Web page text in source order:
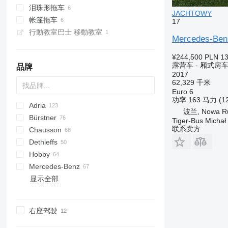
泪珠形拖车
帐篷拖车
行動教室巴士 移動教室
品牌
Adria
Action
Adora
Alpina
Altea
Aviva
Compact
Sonic
Bürstner
Copa
Elegance
Lineo
Lyseo
Nexxo
Ventana
Horon
A-Series
T-Series
C-Tourer
C-tourer T
Chic E-Line
Chic S-Plus
Calista
Chausson
514
Flash
S-series
V-series
C-series
HY
Dethleffs
Advantage
Beduin
Camper
DTEA
T-Series
Bianco
Diamant
Tendenza
Ducato
G-series
Weinsberg
Benimar
Transit
Hobby
De Luxe
Excellent
Premium
Eriba
Daily
EuroStar
BoxLife
Sky i
Van TI
L2000
TGE
Mercedes-Benz
Actros
ML
N-series
Caravan
Vivaro
Boxer
2WIN
8-Series
Master
Granduca
P-series
Da Vinci
Camroad
Town Ace
California
Transporter
FL
CaraBus
CaraOne
显示全部
右座驾驶
JACHTOWY
17
Mercedes-
¥244,500 PLN
露营车 - 厢式房车
2017
62,329 千米
Euro 6
功率 163 马力
波兰, Nowa
Tiger-Bus
联系卖方